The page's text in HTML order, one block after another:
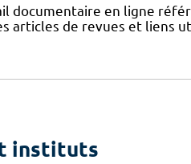
documentaire en ligne
articles de revues et liens
instituts